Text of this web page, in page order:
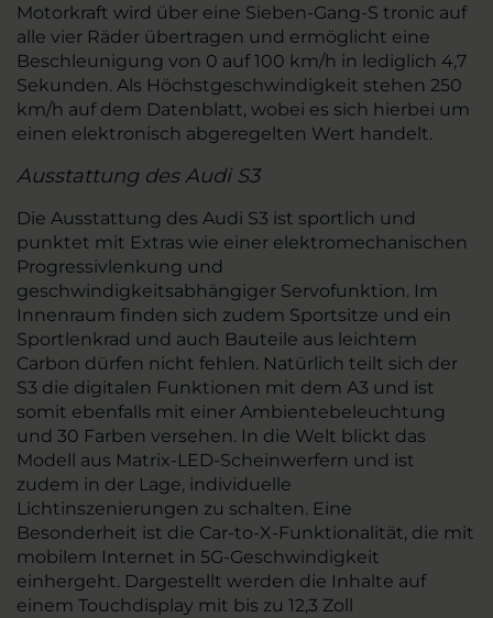
Motorkraft wird über eine Sieben-Gang-S tronic auf
alle vier Räder übertragen und ermöglicht eine
Beschleunigung von 0 auf 100 km/h in lediglich 4,7
Sekunden. Als Höchstgeschwindigkeit stehen 250
km/h auf dem Datenblatt, wobei es sich hierbei um
einen elektronisch abgeregelten Wert handelt.
Ausstattung des Audi S3
Die Ausstattung des Audi S3 ist sportlich und
punktet mit Extras wie einer elektromechanischen
Progressivlenkung und
geschwindigkeitsabhängiger Servofunktion. Im
Innenraum finden sich zudem Sportsitze und ein
Sportlenkrad und auch Bauteile aus leichtem
Carbon dürfen nicht fehlen. Natürlich teilt sich der
S3 die digitalen Funktionen mit dem A3 und ist
somit ebenfalls mit einer Ambientebeleuchtung
und 30 Farben versehen. In die Welt blickt das
Modell aus Matrix-LED-Scheinwerfern und ist
zudem in der Lage, individuelle
Lichtinszenierungen zu schalten. Eine
Besonderheit ist die Car-to-X-Funktionalität, die mit
mobilem Internet in 5G-Geschwindigkeit
einhergeht. Dargestellt werden die Inhalte auf
einem Touchdisplay mit bis zu 12,3 Zoll